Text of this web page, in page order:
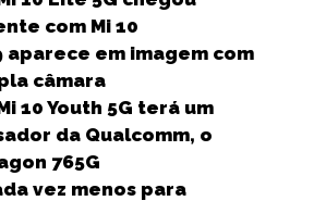
com Mi 10
aparece em imagem com
câmara
10 Youth 5G terá um
da Qualcomm, o
765G
vez menos para